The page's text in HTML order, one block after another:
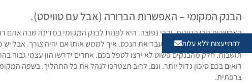
להתייעצות ללא עלות
הבנק המקומי – האפשרות הברורה (אבל עם טוויסט).
האפשרות הכי הגיונית. והכי נפוצה. היא לפנות לבנק המקומי במדינה שבה
הסיכונים. הוא יודע איך לשעבד את הנכס. איך לממש אותו אם יהיה צורך. אבל
תושבות. חלק מהבנקים פשוט לא ירצו לטפל בכם. אחרים ידרשו הון עצמי גבוה
רואים בכם סיכון גדול יותר. וגם, לרוב תצטרכו לנהל את כל התהליך. בשפה
צרפתית.